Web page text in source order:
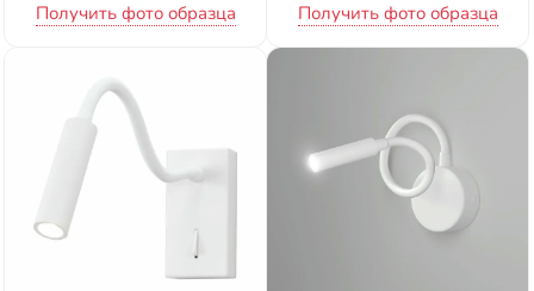
Получить фото образца Получить фото образца